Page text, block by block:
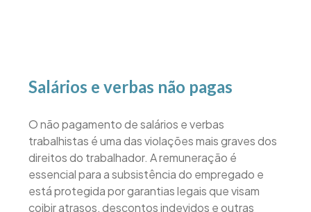
Salários e verbas não pagas
O não pagamento de salários e verbas
trabalhistas é uma das violações mais graves dos
direitos do trabalhador. A remuneração é
essencial para a subsistência do empregado e
está protegida por garantias legais que visam
coibir atrasos, descontos indevidos e outras